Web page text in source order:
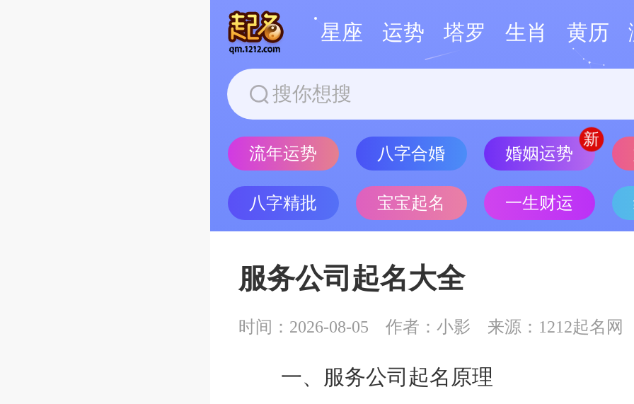
星座 运势 塔罗 生肖 黄历
流年运势 八字合婚 婚姻运势
八字精批 宝宝起名 一生财运
服务公司起名大全
时间：2026-08-05 作者：小影 来源：1212起名网
一、服务公司起名原理